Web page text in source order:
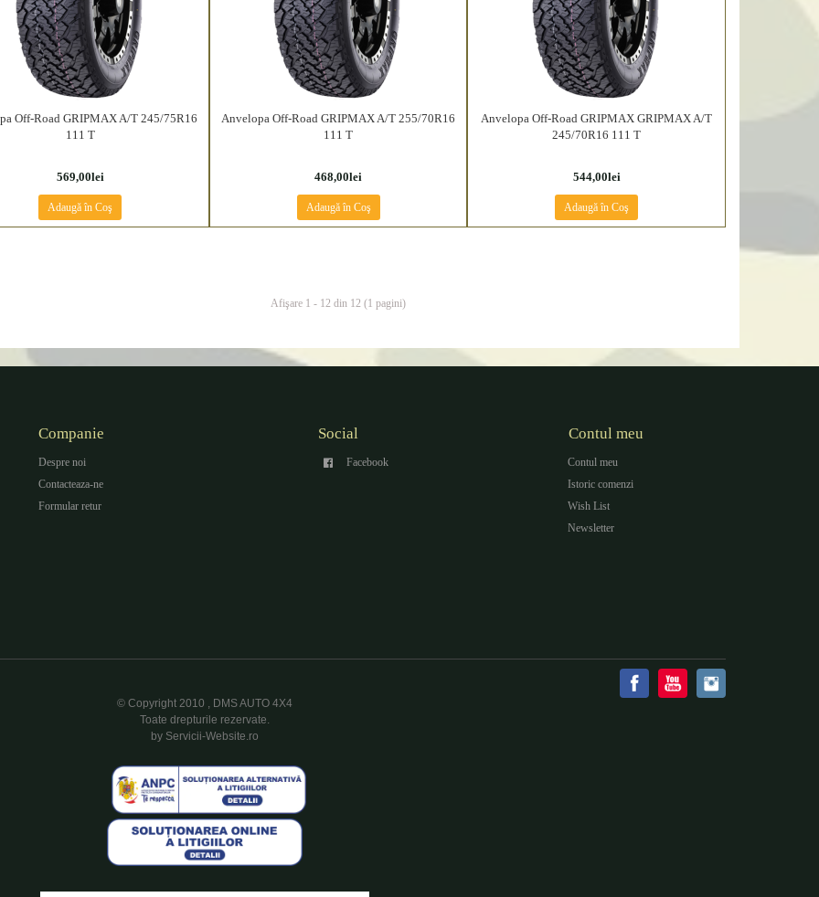
Off-Road GRIPMAX A/T 245/75R16
111 T
569,00lei
Adaugă în Coş
Anvelopa Off-Road GRIPMAX A/T 255/70R16
111 T
468,00lei
Adaugă în Coş
Anvelopa Off-Road GRIPMAX GRIPMAX A/T
245/70R16 111 T
544,00lei
Adaugă în Coş
Afişare 1 - 12 din 12 (1 pagini)
Companie
Despre noi
Contacteaza-ne
Formular retur
Social
Facebook
Contul meu
Contul meu
Istoric comenzi
Wish List
Newsletter
© Copyright 2010 , DMS AUTO 4X4
Toate drepturile rezervate.
by Servicii-Website.ro